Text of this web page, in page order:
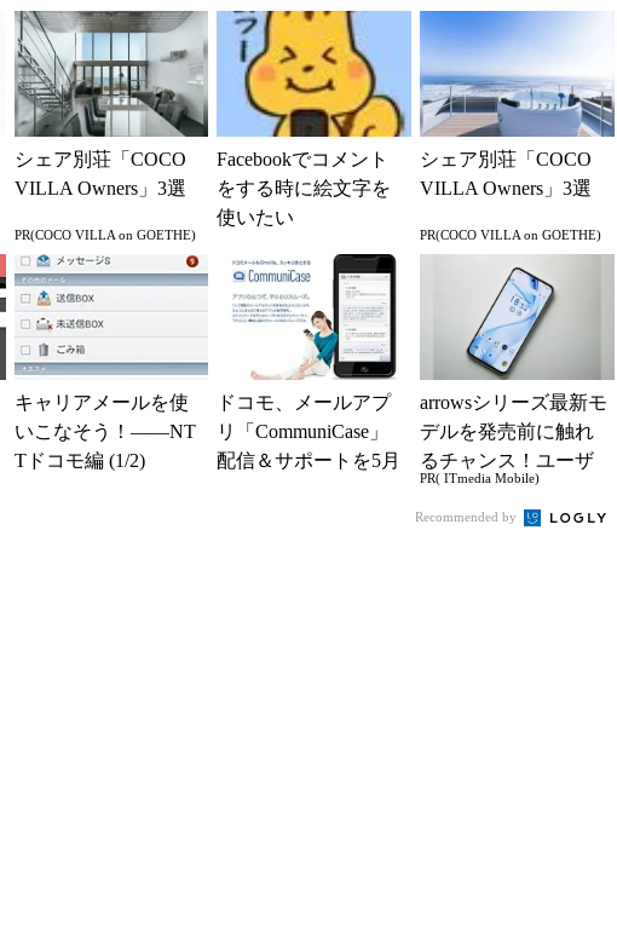
／カテゴリも共通化
シェア別荘「COCO
VILLA Owners」3選
PR(COCO VILLA on GOETHE)
Facebookでコメント
をする時に絵文字を
使いたい
シェア別荘「COCO
VILLA Owners」3選
PR(COCO VILLA on GOETHE)
キャリアメールを使
いこなそう！――NT
Tドコモ編 (1/2)
ドコモ、メールアプ
リ「CommuniCase」
配信＆サポートを5月
arrowsシリーズ最新モ
デルを発売前に触れ
るチャンス！ユーザ
ー座談会開催
PR( ITmedia Mobile)
Recommended by